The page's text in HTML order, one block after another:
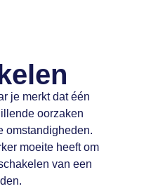
je merkt dat één
oorzaken
omstandigheden.
moeite heeft om
van een